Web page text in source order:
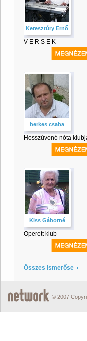
Keresztúry Ernő
V E R S E K
berkes csaba
Hosszúvonó nóta
Kiss Gáborné
Operett klub
Összes ismerőse
© 2007